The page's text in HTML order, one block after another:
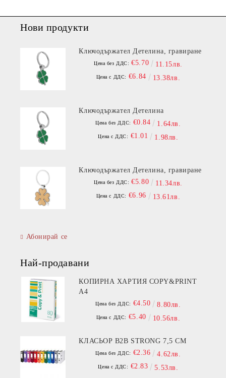
Нови продукти
Ключодържател Детелина, гравиране
Цена без ДДС: €5.70 11.15лв.
Цена с ДДС: €6.84 13.38лв.
Ключодържател Детелина
Цена без ДДС: €0.84 1.64лв.
Цена с ДДС: €1.01 1.98лв.
Ключодържател Детелина, гравиране
Цена без ДДС: €5.80 11.34лв.
Цена с ДДС: €6.96 13.61лв.
Абонирай се
Най-продавани
КОПИРНА ХАРТИЯ COPY&PRINT
A4
Цена без ДДС: €4.50 8.80лв.
Цена с ДДС: €5.40 10.56лв.
КЛАСЬОР B2B STRONG 7,5 СМ
Цена без ДДС: €2.36 4.62лв.
Цена с ДДС: €2.83 5.53лв.